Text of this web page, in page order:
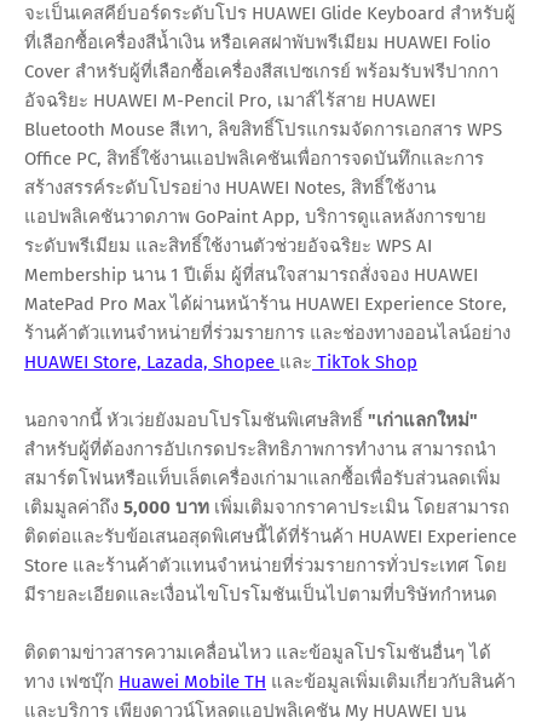
จะเป็นเคสคีย์บอร์ดระดับโปร HUAWEI Glide Keyboard สำหรับผู้
ที่เลือกซื้อเครื่องสีน้ำเงิน หรือเคสฝาพับพรีเมียม HUAWEI Folio
Cover สำหรับผู้ที่เลือกซื้อเครื่องสีสเปซเกรย์ พร้อมรับฟรีปากกา
อัจฉริยะ HUAWEI M-Pencil Pro, เมาส์ไร้สาย HUAWEI
Bluetooth Mouse สีเทา, ลิขสิทธิ์โปรแกรมจัดการเอกสาร WPS
Office PC, สิทธิ์ใช้งานแอปพลิเคชันเพื่อการจดบันทึกและการ
สร้างสรรค์ระดับโปรอย่าง HUAWEI Notes, สิทธิ์ใช้งาน
แอปพลิเคชันวาดภาพ GoPaint App, บริการดูแลหลังการขาย
ระดับพรีเมียม และสิทธิ์ใช้งานตัวช่วยอัจฉริยะ WPS AI
Membership นาน 1 ปีเต็ม ผู้ที่สนใจสามารถสั่งจอง HUAWEI
MatePad Pro Max ได้ผ่านหน้าร้าน HUAWEI Experience Store,
ร้านค้าตัวแทนจำหน่ายที่ร่วมรายการ และช่องทางออนไลน์อย่าง
HUAWEI Store, Lazada, Shopee และ TikTok Shop
นอกจากนี้ หัวเว่ยยังมอบโปรโมชันพิเศษสิทธิ์ "เก่าแลกใหม่"
สำหรับผู้ที่ต้องการอัปเกรดประสิทธิภาพการทำงาน สามารถนำ
สมาร์ตโฟนหรือแท็บเล็ตเครื่องเก่ามาแลกซื้อเพื่อรับส่วนลดเพิ่ม
เติมมูลค่าถึง 5,000 บาท เพิ่มเติมจากราคาประเมิน โดยสามารถ
ติดต่อและรับข้อเสนอสุดพิเศษนี้ได้ที่ร้านค้า HUAWEI Experience
Store และร้านค้าตัวแทนจำหน่ายที่ร่วมรายการทั่วประเทศ โดย
มีรายละเอียดและเงื่อนไขโปรโมชันเป็นไปตามที่บริษัทกำหนด
ติดตามข่าวสารความเคลื่อนไหว และข้อมูลโปรโมชันอื่นๆ ได้
ทาง เฟซบุ๊ก Huawei Mobile TH และข้อมูลเพิ่มเติมเกี่ยวกับสินค้า
และบริการ เพียงดาวน์โหลดแอปพลิเคชัน My HUAWEI บน